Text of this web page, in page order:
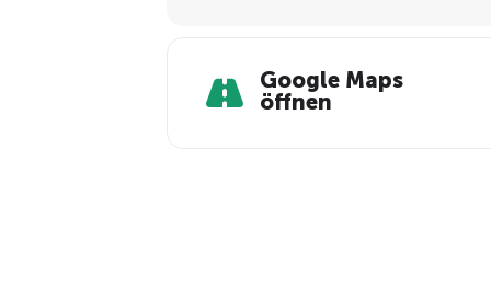
Google Maps
öffnen